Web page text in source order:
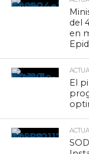
del
en
El